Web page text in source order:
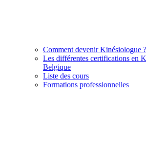
Comment devenir Kinésiologue ?
Les différentes certifications en
Belgique
Liste des cours
Formations professionnelles